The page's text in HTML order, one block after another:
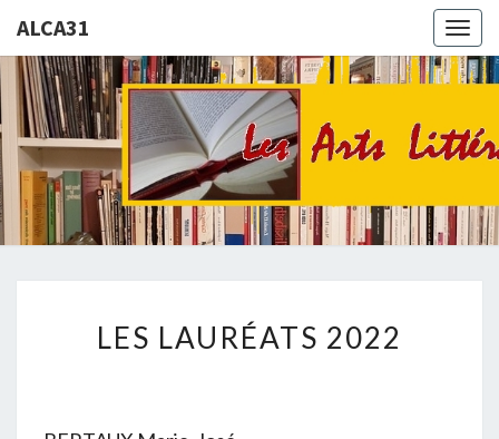
ALCA31
ALCA31
La
Culture
: Un
Loisir
LAURÉATS
LES LAURÉATS 2022